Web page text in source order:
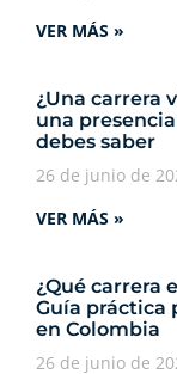
VER MÁS »
¿Una carrera
una
debes saber
26 de junio de
VER MÁS »
¿Qué carrera
Guía práctica
en Colombia
26 de junio de